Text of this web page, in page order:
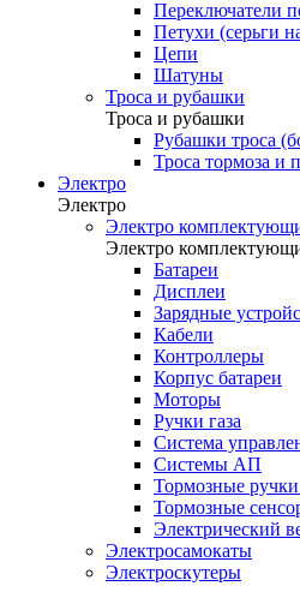
Переключатели
Петухи (серьги
Цепи
Шатуны
Троса и рубашки
Троса и рубашки
Рубашки троса
Троса тормоза и
Электро
Электро
Электро
Электро
Батареи
Дисплеи
Зарядные
Кабели
Контроллеры
Корпус батареи
Моторы
Ручки газа
Система
Системы АП
Тормозные ручки
Тормозные
Электрический
Электросамокаты
Электроскутеры